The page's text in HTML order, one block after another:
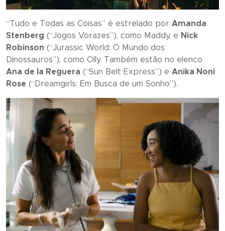
“ Tudo e Todas as Coisas” é estrelado por Amanda
Stenberg (“Jogos Vorazes”), como Maddy, e Nick
Robinson (“Jurassic World: O Mundo dos
Dinossauros”), como Olly. Também estão no elenco
Ana de la Reguera (“Sun Belt Express”) e Anika Noni
Rose (“ Dreamgirls: Em Busca de um Sonho”).